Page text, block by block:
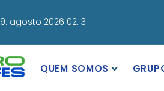
9. agosto 2026 02:13
QUEM SOMOS